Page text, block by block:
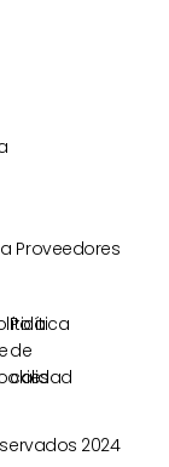
Proveedores
Política
de
calidad
2024